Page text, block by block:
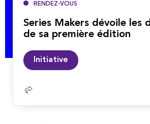
RENDEZ-VOUS
Series Makers dévoile les
de sa première édition
Initiative